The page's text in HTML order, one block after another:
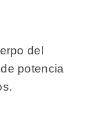
del
potencia